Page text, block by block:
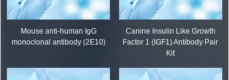
Mouse anti-human IgG
monoclonal antibody (2E10)
Canine Insulin Like Growth
Factor 1 (IGF1) Antibody Pair
Kit